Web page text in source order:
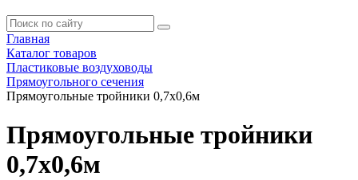
Главная
Каталог товаров
Пластиковые воздуховоды
Прямоугольного сечения
Прямоугольные тройники 0,7x0,6м
Прямоугольные тройники
0,7x0,6м